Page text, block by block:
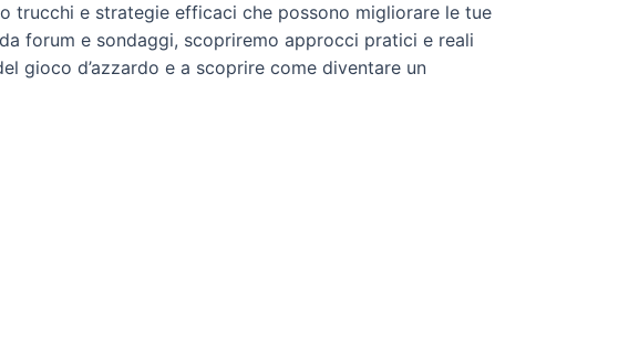
trucchi e strategie efficaci che possono migliorare le tue
forum e sondaggi, scopriremo approcci pratici e reali
gioco d’azzardo e a scoprire come diventare un